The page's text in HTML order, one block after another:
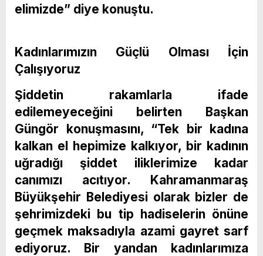
elimizde” diye konuştu.
Kadınlarımızın Güçlü Olması İçin
Çalışıyoruz
Şiddetin rakamlarla ifade
edilemeyeceğini belirten Başkan
Güngör konuşmasını, “Tek bir kadına
kalkan el hepimize kalkıyor, bir kadının
uğradığı şiddet iliklerimize kadar
canımızı acıtıyor. Kahramanmaraş
Büyükşehir Belediyesi olarak bizler de
şehrimizdeki bu tip hadiselerin önüne
geçmek maksadıyla azami gayret sarf
ediyoruz. Bir yandan kadınlarımıza